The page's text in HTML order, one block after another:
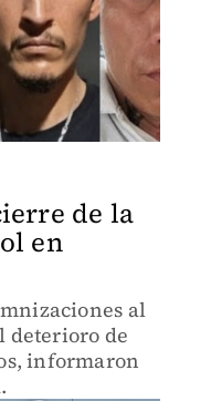
de la
en
al
deterioro de
informaron